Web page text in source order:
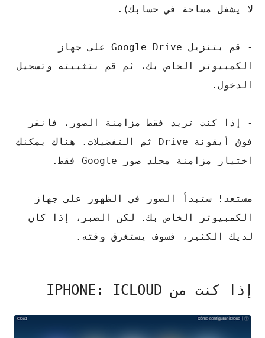
لا يشغل مساحة في حسابك).
- قم بتنزيل Google Drive على جهاز
الكمبيوتر الخاص بك، ثم قم بتثبيته وتسجيل
الدخول.
- إذا كنت تريد فقط مزامنة الصور، فانقر
فوق أيقونة Drive ثم التفضيلات. هناك يمكنك
اختيار مزامنة مجلد صور Google فقط.
مستعد! ستبدأ الصور في الظهور على جهاز
الكمبيوتر الخاص بك. لكن الصبر، إذا كان
لديك الكثير، فسوف يستغرق وقته.
إذا كنت من IPHONE: ICLOUD